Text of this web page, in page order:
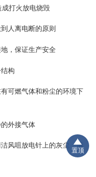
打火放电烧毁
人离电断的原则
，保证生产安全
构
可燃气体和粉尘的环境下
外接气体
风咀放电针上的灰尘，清
置顶